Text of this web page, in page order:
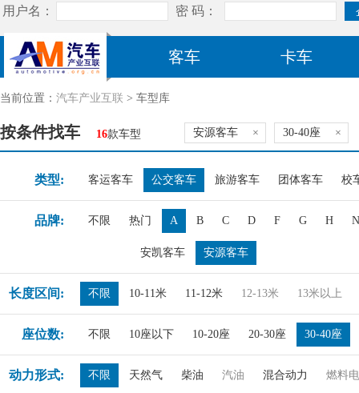
客车 卡车
当前位置： 汽车产业互联 > 车型库
按条件找车 16款车型 安源客车 × 30-40座 ×
类型: 客运客车 公交客车 旅游客车 团体客车 校
品牌: 不限 热门 A B C D F G H N
安凯客车 安源客车
长度区间: 不限 10-11米 11-12米 12-13米 13米以上
座位数: 不限 10座以下 10-20座 20-30座 30-40座
动力形式: 不限 天然气 柴油 汽油 混合动力 燃料